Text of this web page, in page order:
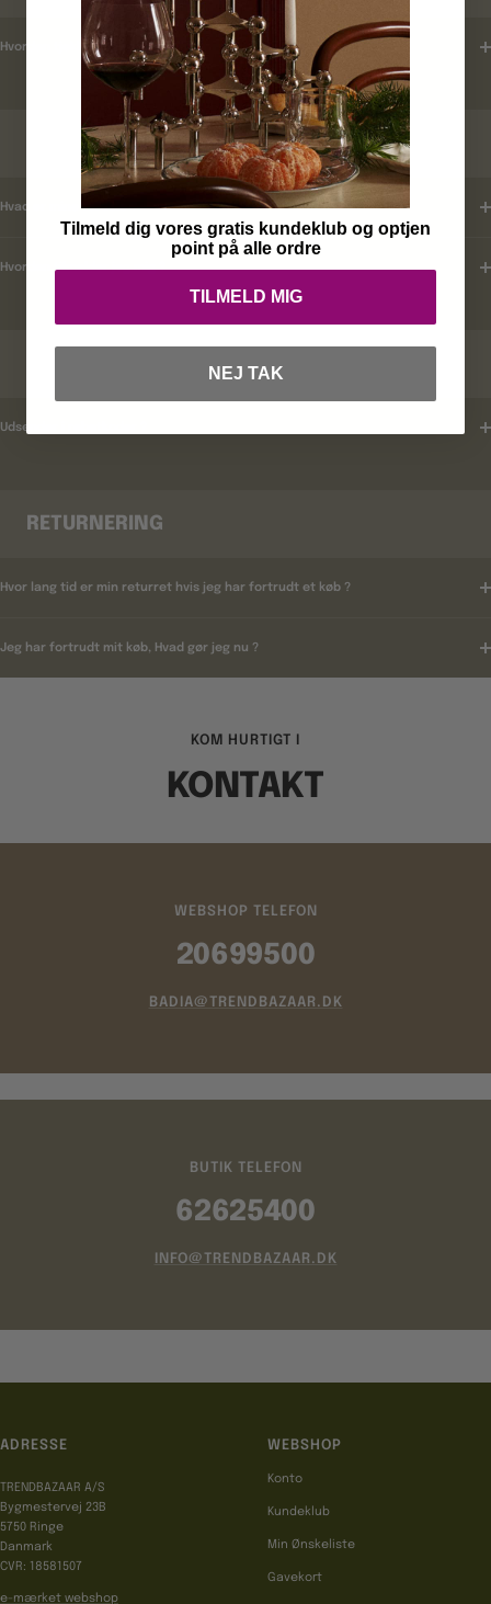
Hvordan tjekker jeg leveringstid ?
KUNDEKLUB
Hvad er mine fordele ?
Hvordan tilmelder jeg mig ?
Udsender i rabatkoder ?
RETURNERING
Hvor lang tid er min returret hvis jeg har fortrudt et køb ?
Jeg har fortrudt mit køb, Hvad gør jeg nu ?
KOM HURTIGT I
KONTAKT
WEBSHOP TELEFON
20699500
BADIA@TRENDBAZAAR.DK
BUTIK TELEFON
62625400
INFO@TRENDBAZAAR.DK
ADRESSE
TRENDBAZAAR A/S
Bygmestervej 23B
5750 Ringe
Danmark
CVR: 18581507
e-mærket webshop
WEBSHOP
Konto
Kundeklub
Min Ønskeliste
Gavekort
Tilmeld dig vores gratis kundeklub og optjen
point på alle ordre
TILMELD MIG
NEJ TAK